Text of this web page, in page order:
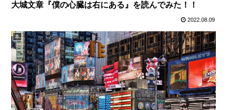
大城文章『僕の心臓は右にある』を読んでみた！！
2022.08.09
本